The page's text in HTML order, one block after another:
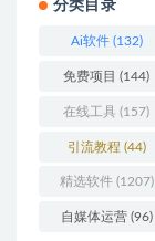
分类目录
Ai软件(132)
免费项目 (144)
在线工具 (157)
引流教程 (44)
精选软件(1207)
自媒体运营(96)